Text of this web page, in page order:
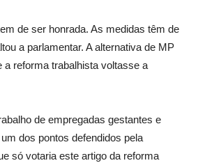
de ser honrada. As medidas têm de
a parlamentar. A alternativa de MP
a reforma trabalhista voltasse a
de empregadas gestantes e
dos pontos defendidos pela
só votaria este artigo da reforma